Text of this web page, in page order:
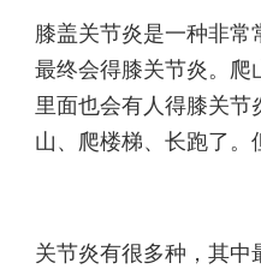
膝盖关节炎是一种非
最终会得膝关节炎。爬
里面也会有人得膝关
山、爬楼梯、长跑了
关节炎有很多种，其